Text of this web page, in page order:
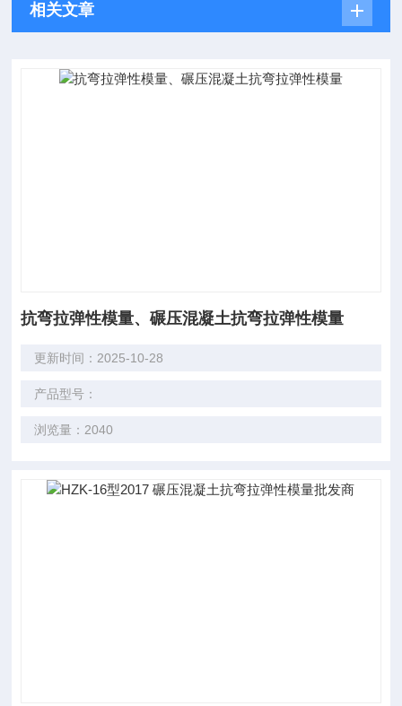
相关文章
抗弯拉弹性模量、碾压混凝土抗弯拉弹性模量
更新时间：2025-10-28
产品型号：
浏览量：2040